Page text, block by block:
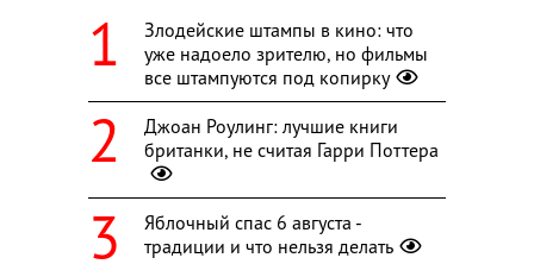
Злодейские штампы в кино: что
уже надоело зрителю, но фильмы
все штампуются под копирку
Джоан Роулинг: лучшие книги
британки, не считая Гарри Поттера
Яблочный спас 6 августа -
традиции и что нельзя делать